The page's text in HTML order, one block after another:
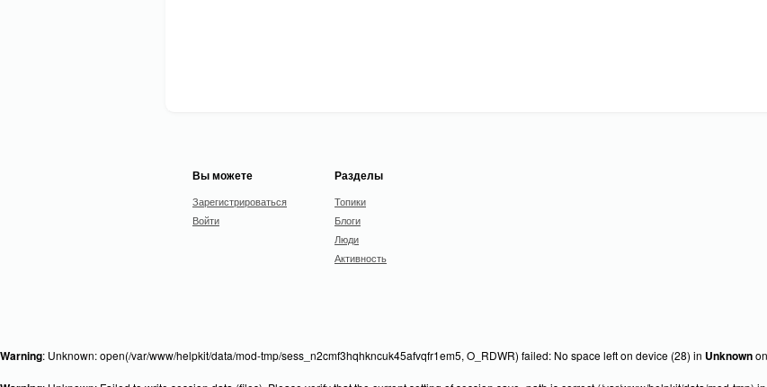
Вы можете
Зарегистрироваться
Войти
Разделы
Топики
Блоги
Люди
Активность
Warning: Unknown: open(/var/www/helpkit/data/mod-tmp/sess_n2cmf3hqhkncuk45afvqfr1em5, O_RDWR) failed: No space left on device (28) in Unknown